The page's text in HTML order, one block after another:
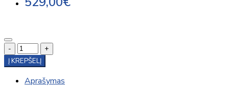
-
+
Į KREPŠELĮ
Aprašymas